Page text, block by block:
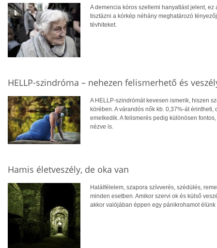
A demencia kóros szellemi hanyatlást jelent,
tisztázni a kórkép néhány meghatározó
tévhiteket.
HELLP-szindróma – nehezen felismerhető és
A HELLP-szindrómát kevesen ismerik, hiszen
körében. A várandós nők kb. 0,37%-át
emelkedik. A felismerés pedig különösen
nézve is.
Hamis életveszély, de oka van
Halálfélelem, szapora szívverés, szédülés,
minden esetben. Amikor szervi ok és külső
akkor valójában éppen egy pánikrohamot élünk